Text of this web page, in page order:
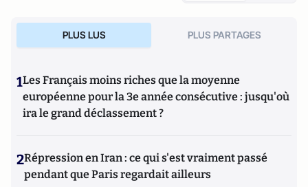
PLUS LUS PLUS PARTAGES
1Les Français moins riches que la moyenne
européenne pour la 3e année consécutive : jusqu'où
ira le grand déclassement ?
2Répression en Iran : ce qui s'est vraiment passé
pendant que Paris regardait ailleurs